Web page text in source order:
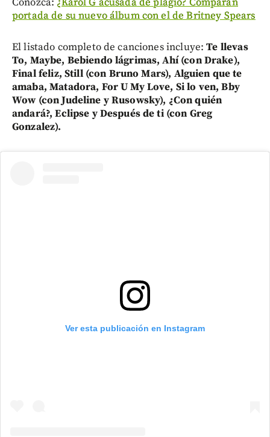
portada de su nuevo álbum con el de Britney Spears
El listado completo de canciones incluye:Te llevas
To, Maybe, Bebiendo lágrimas, Ahí (con Drake),
Final feliz, Still (con Bruno Mars), Alguien que te
amaba, Matadora, For U My Love, Si lo ven, Bby
Wow (con Judeline y Rusowsky), ¿Con quién
andará?, Eclipse y Después de ti (con Greg
Gonzalez).
Ver esta publicación en Instagram